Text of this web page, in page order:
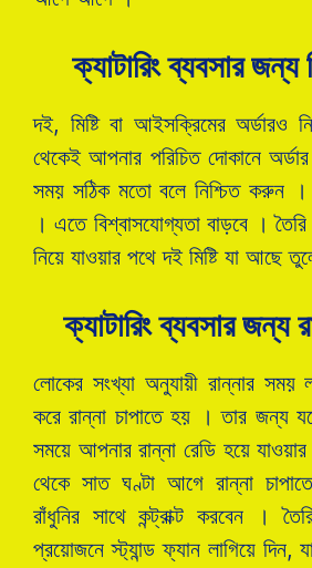
ক্যাটারিং ব্যবসার জন্য
দই, মিষ্টি বা আইসক্রিমের অর্ডারও
থেকেই আপনার পরিচিত দোকানে
সময় সঠিক মতো বলে নিশ্চিত করুন ।
। এতে বিশ্বাসযোগ্যতা বাড়বে । তৈরি
নিয়ে যাওয়ার পথে দই মিষ্টি যা আছে
ক্যাটারিং ব্যবসার জন্য
লোকের সংখ্যা অনুযায়ী রান্নার সময়
করে রান্না চাপাতে হয় । তার জন্য
সময়ে আপনার রান্না রেডি হয়ে
থেকে সাত ঘণ্টা আগে রান্না
রাঁধুনির সাথে কন্ট্রাক্ট করবেন ।
প্রয়োজনে স্ট্যান্ড ফ্যান লাগিয়ে দিন,